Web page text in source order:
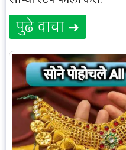
पुढे वाचा ➜